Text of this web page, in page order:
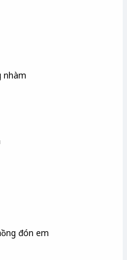
nhàm
đón em